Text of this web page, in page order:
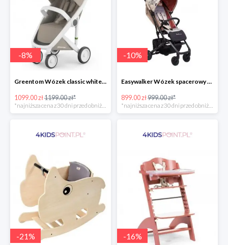
-8%
Greentom Wózek classic white-sand
1099.00 zł1199.00 zł*
*najniższa cena z 30 dni przed obniżką
-10%
Easywalker Wózek spacerowy z osłonką przeciwdeszczową Buggy XS Minnie Ornament Disney
899.00 zł999.00 zł*
*najniższa cena z 30 dni przed obniżką
-21% -16%